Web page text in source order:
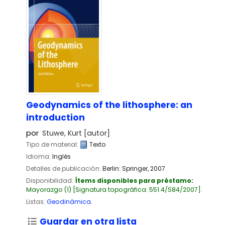
Geodynamics of the lithosphere: an
introduction
por Stuwe, Kurt [autor]
Tipo de material:
Texto
Idioma: Inglés
Detalles de publicación: Berlin: Springer,2007
Disponibilidad: Ítems disponibles para préstamo:
Mayorazgo (1) Signatura topográfica: 551.4/S84/2007 .
Listas: Geodinámica.
Guardar en otra lista